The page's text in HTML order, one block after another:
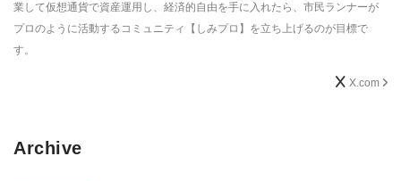
業して仮想通貨で資産運用し、経済的自由を手に入れたら、市民ランナーが
プロのように活動するコミュニティ【しみプロ】を立ち上げるのが目標で
す。
X.com
Archive